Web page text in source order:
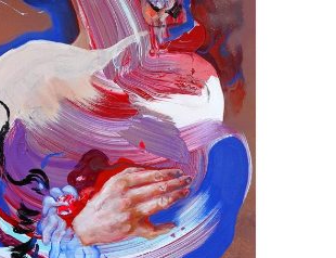
EXIT THE LOOP
Art Peinture